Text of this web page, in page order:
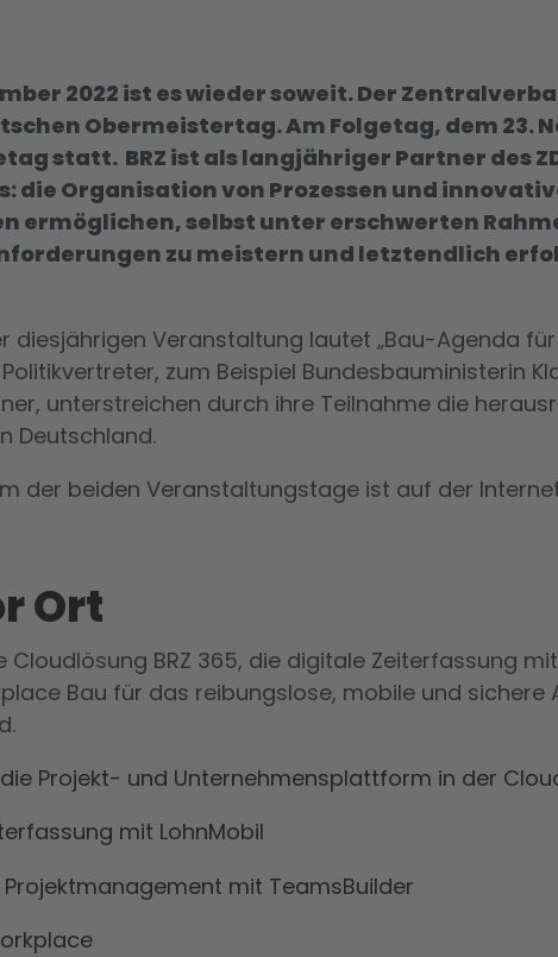
2022 ist es wieder soweit. Der
Obermeistertag. Am Folgetag, dem 23.
statt. BRZ ist als langjähriger Partner des
die Organisation von Prozessen und
ermöglichen, selbst unter erschwerten
zu meistern und letztendlich
diesjährigen Veranstaltung lautet „Bau-Agenda
zum Beispiel Bundesbauministerin
unterstreichen durch ihre Teilnahme die
Deutschland.
der beiden Veranstaltungstage ist auf der
Ort
Cloudlösung BRZ 365, die digitale Zeiterfassung
Bau für das reibungslose, mobile und
die Projekt- und Unternehmensplattform in der
mit LohnMobil
Projektmanagement mit TeamsBuilder